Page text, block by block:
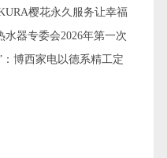
樱花永久服务让幸福
水器专委会2026年第一次
：博西家电以德系精工定